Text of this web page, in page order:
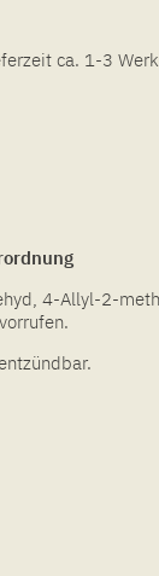
ca. 1-3
4-Allyl-2-